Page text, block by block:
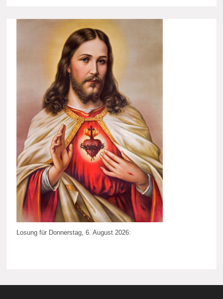
Losung für Donnerstag, 6. August 2026: